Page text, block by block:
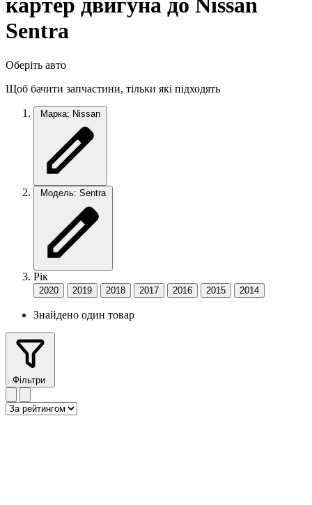
картер двигуна до Nissan
Sentra
Оберіть авто
Щоб бачити запчастини, тільки які підходять
Марка: Nissan
Модель: Sentra
Рік
2020 2019 2018 2017 2016 2015 2014
Знайдено один товар
Фільтри